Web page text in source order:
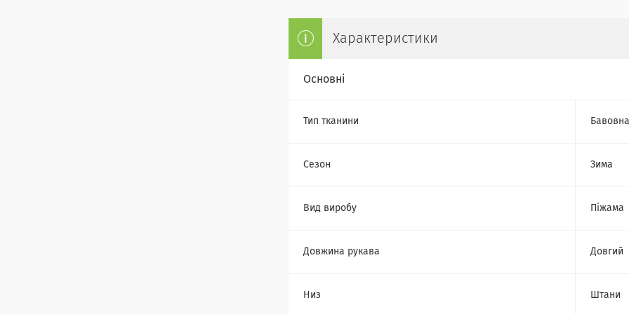
Характеристики
Основні
Тип тканини Бавовна
Сезон Зима
Вид виробу Піжама
Довжина рукава Довгий
Низ Штани